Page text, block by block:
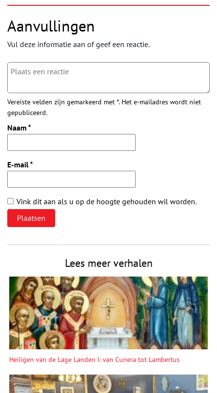
Aanvullingen
Vul deze informatie aan of geef een reactie.
Vereiste velden zijn gemarkeerd met *. Het e-mailadres wordt niet
gepubliceerd.
Naam *
E-mail*
Vink dit aan als u op de hoogte gehouden wil worden.
Lees meer verhalen
Heiligen van de Lage Landen I: van Cunera tot Lambertus